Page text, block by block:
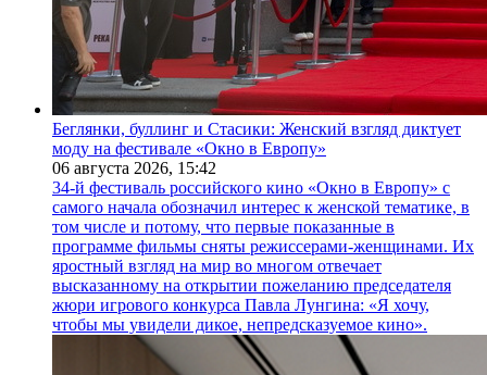
Беглянки, буллинг и Стасики: Женский взгляд диктует
моду на фестивале «Окно в Европу»
06 августа 2026, 15:42
34-й фестиваль российского кино «Окно в Европу» с
самого начала обозначил интерес к женской тематике, в
том числе и потому, что первые показанные в
программе фильмы сняты режиссерами-женщинами. Их
яростный взгляд на мир во многом отвечает
высказанному на открытии пожеланию председателя
жюри игрового конкурса Павла Лунгина: «Я хочу,
чтобы мы увидели дикое, непредсказуемое кино».